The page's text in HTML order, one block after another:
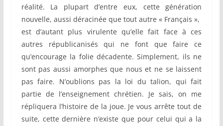
réalité. La plupart d’entre eux, cette génération
nouvelle, aussi déracinée que tout autre « Français »,
est d’autant plus virulente qu’elle fait face à ces
autres républicanisés qui ne font que faire ce
qu’encourage la folie décadente. Simplement, ils ne
sont pas aussi amorphes que nous et ne se laissent
pas faire. N’oublions pas la loi du talion, qui fait
partie de l’enseignement chrétien. Je sais, on me
répliquera l’histoire de la joue. Je vous arrête tout de
suite, cette dernière n’existe que pour celui qui a la